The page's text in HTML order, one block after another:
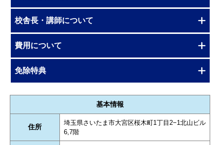
校舎長・講師について
費用について
免除特典
基本情報
住所
埼玉県さいたま市大宮区桜木町1丁目2−1北山ビル
6,7階